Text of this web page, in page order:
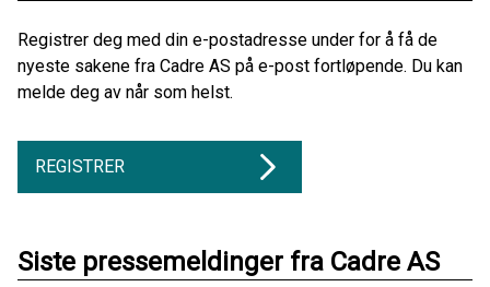
Registrer deg med din e-postadresse under for å få de
nyeste sakene fra Cadre AS på e-post fortløpende. Du kan
melde deg av når som helst.
REGISTRER
Siste pressemeldinger fra Cadre AS